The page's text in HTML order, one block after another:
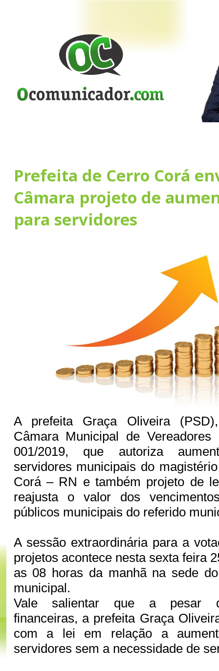
Prefeita de Cerro Corá
Câmara projeto de
para servidores
A prefeita Graça Oliveira
Câmara Municipal de
001/2019, que autoriza
servidores municipais do
Corá – RN e também projeto de
reajusta o valor dos
públicos municipais do referido
A sessão extraordinária para a
projetos acontece nesta sexta feira
as 08 horas da manhã na sede
municipal.
Vale salientar que a pesar
financeiras, a prefeita Graça
com a lei em relação a
servidores sem a necessidade de